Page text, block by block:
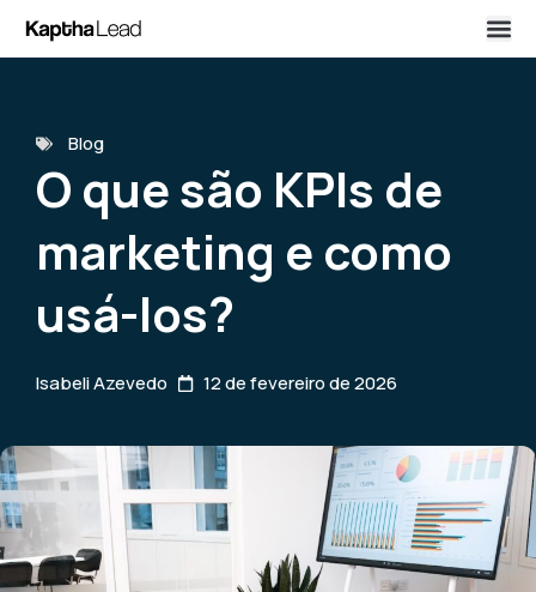
Blog
O que são KPIs de
marketing e como
usá-los?
Isabeli Azevedo 12 de fevereiro de 2026